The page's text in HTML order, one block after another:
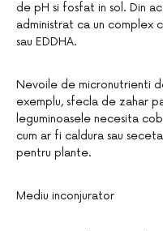
de pH si fosfat in sol. Din
administrat ca un complex
sau EDDHA.
Nevoile de micronutrienti
exemplu, sfecla de zahar
leguminoasele necesita
cum ar fi caldura sau
pentru plante.
Mediu inconjurator